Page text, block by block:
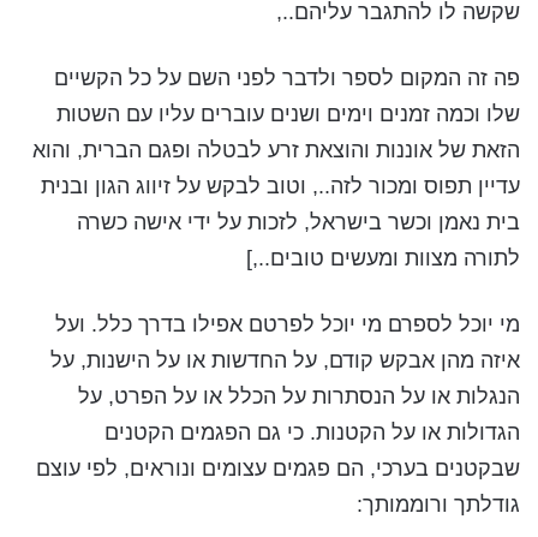
שקשה לו להתגבר עליהם..,
פה זה המקום לספר ולדבר לפני השם על כל הקשיים
שלו וכמה זמנים וימים ושנים עוברים עליו עם השטות
הזאת של אוננות והוצאת זרע לבטלה ופגם הברית, והוא
עדיין תפוס ומכור לזה.., וטוב לבקש על זיווג הגון ובנית
בית נאמן וכשר בישראל, לזכות על ידי אישה כשרה
לתורה מצוות ומעשים טובים..,]
מי יוכל לספרם מי יוכל לפרטם אפילו בדרך כלל. ועל
איזה מהן אבקש קודם, על החדשות או על הישנות, על
הנגלות או על הנסתרות על הכלל או על הפרט, על
הגדולות או על הקטנות. כי גם הפגמים הקטנים
שבקטנים בערכי, הם פגמים עצומים ונוראים, לפי עוצם
גודלתך ורוממותך: